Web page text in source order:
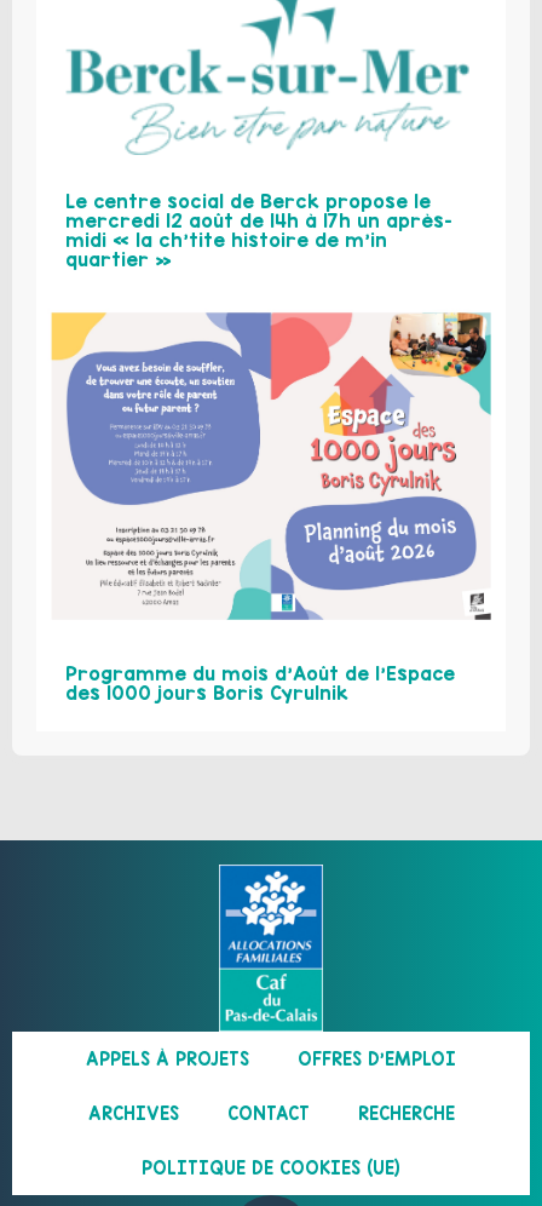
Le centre social de Berck propose le
mercredi 12 août de 14h à 17h un après-
midi « la ch’tite histoire de m’in
quartier »
Programme du mois d’Août de l’Espace
des 1000 jours Boris Cyrulnik
APPELS À PROJETS OFFRES D’EMPLOI
ARCHIVES CONTACT RECHERCHE
POLITIQUE DE COOKIES (UE)